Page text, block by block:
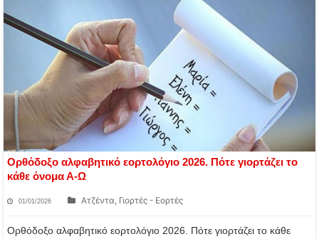
Ορθόδοξο αλφαβητικό εορτολόγιο 2026. Πότε γιορτάζει το
κάθε όνομα Α-Ω
01/01/2026 Ατζέντα, Γιορτές - Εορτές
Ορθόδοξο αλφαβητικό εορτολόγιο 2026. Πότε γιορτάζει το κάθε